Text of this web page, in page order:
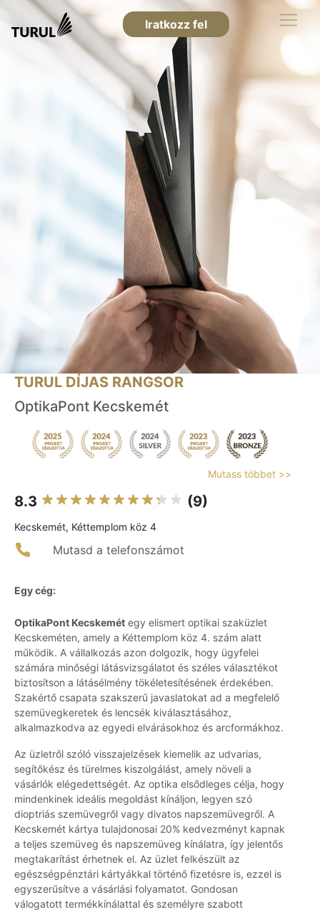
Iratkozz fel
TURUL DÍJAS RANGSOR
OptikaPont Kecskemét
Mutass többet >>
8.3 (9)
Kecskemét, Kéttemplom köz 4
Mutasd a telefonszámot
Egy cég:
OptikaPont Kecskemét egy elismert optikai szaküzlet
Kecskeméten, amely a Kéttemplom köz 4. szám alatt
működik. A vállalkozás azon dolgozik, hogy ügyfelei
számára minőségi látásvizsgálatot és széles választékot
biztosítson a látásélmény tökéletesítésének érdekében.
Szakértő csapata szakszerű javaslatokat ad a megfelelő
szemüvegkeretek és lencsék kiválasztásához,
alkalmazkodva az egyedi elvárásokhoz és arcformákhoz.
Az üzletről szóló visszajelzések kiemelik az udvarias,
segítőkész és türelmes kiszolgálást, amely növeli a
vásárlók elégedettségét. Az optika elsődleges célja, hogy
mindenkinek ideális megoldást kínáljon, legyen szó
dioptriás szemüvegről vagy divatos napszemüvegről. A
Kecskemét kártya tulajdonosai 20% kedvezményt kapnak
a teljes szemüveg és napszemüveg kínálatra, így jelentős
megtakarítást érhetnek el. Az üzlet felkészült az
egészségpénztári kártyákkal történő fizetésre is, ezzel is
egyszerűsítve a vásárlási folyamatot. Gondosan
válogatott termékkínálattal és személyre szabott